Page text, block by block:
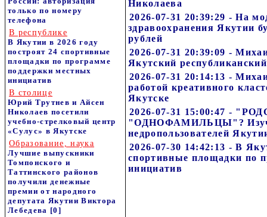
только по номеру
телефона
В республике
В Якутии в 2026 году
построят 24 спортивные
площадки по программе
поддержки местных
инициатив
В столице
Юрий Трутнев и Айсен
Николаев посетили
учебно-стрелковый центр
«Сулус» в Якутске
Образование, наука
Лучшие выпускники
Томпонского и
Таттинского районов
получили денежные
премии от народного
депутата Якутии Виктора
Лебедева [0]
Николаева
2026-07-31 20:39:29 - На
здравоохранения Якутии
рублей
2026-07-31 20:39:09 -
Якутский
2026-07-31 20:14:13 -
работой креативного
Якутске
2026-07-31 15:00:47 -
"ОДНОФАМИЛЬЦЫ"?
недропользователей
2026-07-30 14:42:13 - В
спортивные площадки по
инициатив